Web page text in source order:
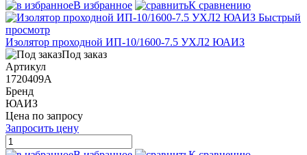
В избранное
К сравнению
Быстрый
просмотр
Изолятор проходной ИП-10/1600-7.5 УХЛ2 ЮАИЗ
Под заказ
Артикул
1720409А
Бренд
ЮАИЗ
Цена по запросу
Запросить цену